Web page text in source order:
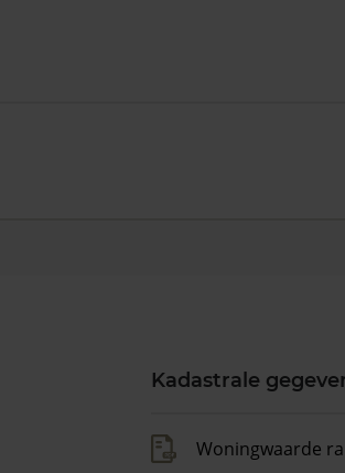
Kadastrale
Woningwaarde